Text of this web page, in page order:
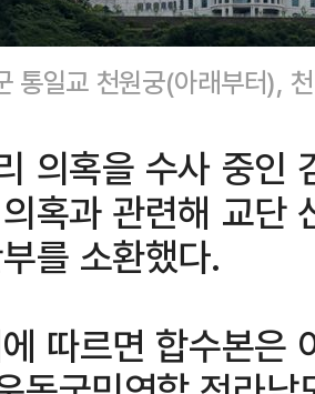
통일교 천원궁(아래부터),
의혹을 수사 중인
혹과 관련해 교단
를 소환했다.
따르면 합수본은